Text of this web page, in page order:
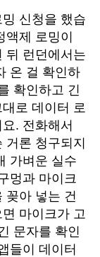
던:
실
수
3
신청을 했습
액제 로밍이
뒤 런던에서는
온 걸 확인하
확인하고 긴
로 데이터 로
. 전화해서
거론 청구되지
가벼운 실수
멍과 마이크
꽂아 넣는 건
마이크가 고
문자를 확인
들이 데이터